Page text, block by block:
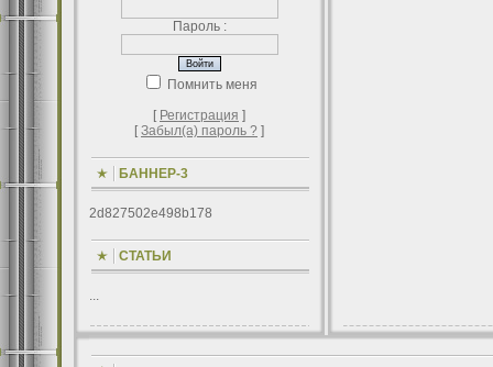
Пароль :
Помнить меня
[ Регистрация ]
[Забыл(а) пароль ? ]
БАННЕР-3
2d827502e498b178
СТАТЬИ
...